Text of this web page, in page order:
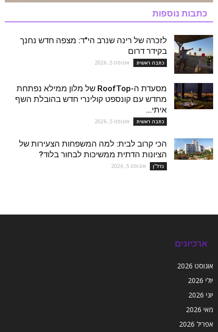
כתבות נוספות
לזכרה של רינה שנרב הי"ד: מצפה חדש נחנך
בקידר דרום
כתבה ראשית אוגוסט 5, 2026
מסעדת ה-RoofTop של מלון ממילא נפתחת
מחדש עם קונספט קולינרי חדש בהובלת השף
איתי...
כתבה ראשית אוגוסט 5, 2026
הכי קרוב לבית: למה המשפחות הצעירות של
הציונות הדתית ממשיכות לבחור בלוד?
נדל''ן אוגוסט 5, 2026
ארכיונים
אוגוסט 2026
יולי 2026
יוני 2026
מאי 2026
אפריל 2026